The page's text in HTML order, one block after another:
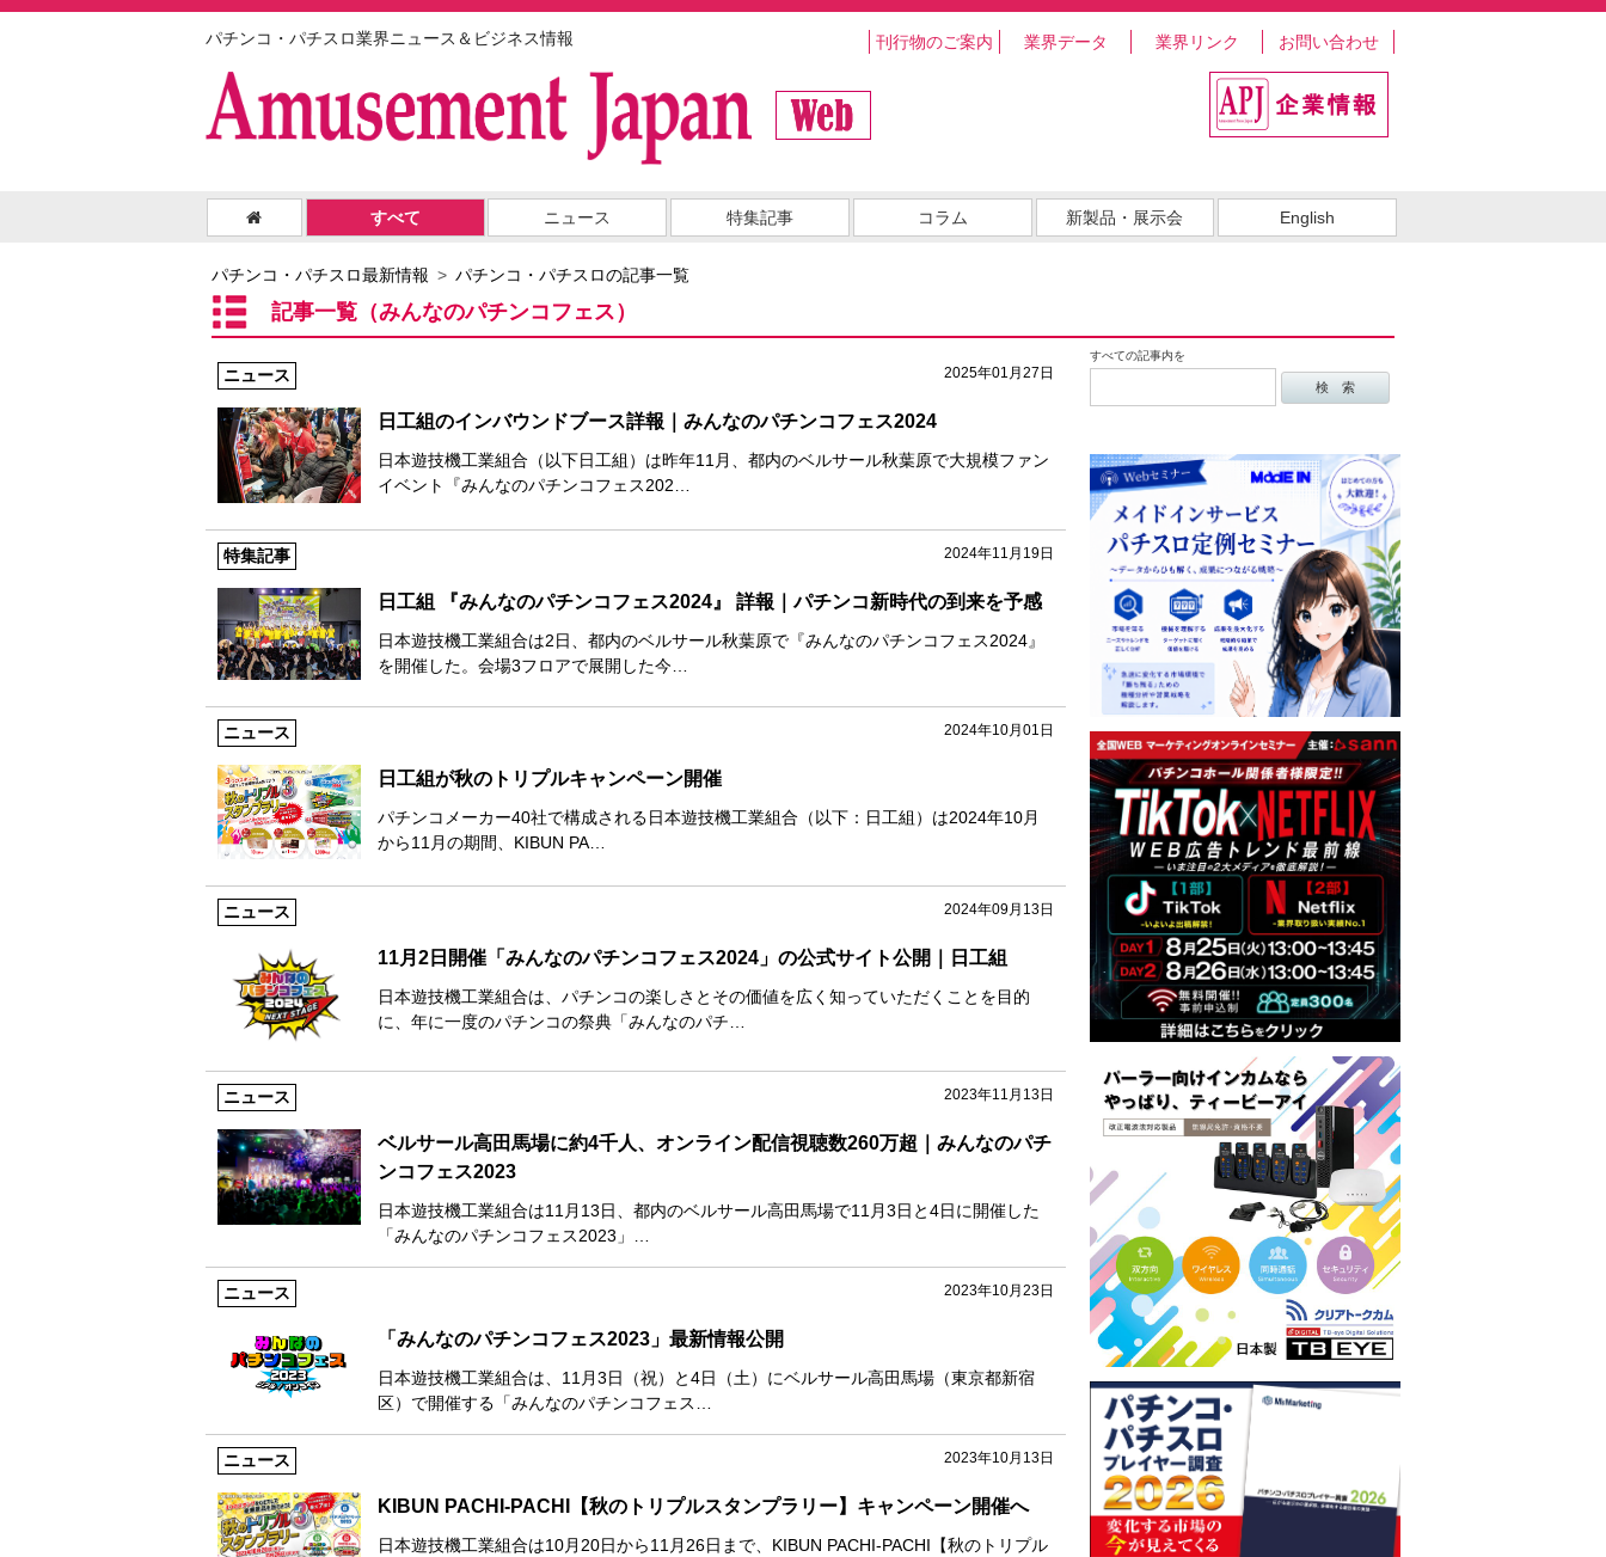
パチンコ・パチスロ業界ニュース＆ビジネス情報 刊行物のご案内 業界データ 業界リンク お問い合わせ
すべて ニュース 特集記事 コラム 新製品・展示会 English
パチンコ・パチスロ最新情報 パチンコ・パチスロの記事一覧
記事一覧（みんなのパチンコフェス）
すべての記事内を
2025年01月27日
ニュース
日工組のインバウンドブース詳報｜みんなのパチンコフェス2024
日本遊技機工業組合（以下日工組）は昨年11月、都内のベルサール秋葉原で大規模ファン
イベント『みんなのパチンコフェス202…
2024年11月19日
特集記事
日工組 『みんなのパチンコフェス2024』 詳報｜パチンコ新時代の到来を予感
日本遊技機工業組合は2日、都内のベルサール秋葉原で『みんなのパチンコフェス2024』
を開催した。会場3フロアで展開した今…
2024年10月01日
ニュース
日工組が秋のトリプルキャンペーン開催
パチンコメーカー40社で構成される日本遊技機工業組合（以下：日工組）は2024年10月
から11月の期間、KIBUN PA…
2024年09月13日
ニュース
11月2日開催「みんなのパチンコフェス2024」の公式サイト公開｜日工組
日本遊技機工業組合は、パチンコの楽しさとその価値を広く知っていただくことを目的
に、年に一度のパチンコの祭典「みんなのパチ…
2023年11月13日
ニュース
ベルサール高田馬場に約4千人、オンライン配信視聴数260万超｜みんなのパチ
ンコフェス2023
日本遊技機工業組合は11月13日、都内のベルサール高田馬場で11月3日と4日に開催した
「みんなのパチンコフェス2023」…
2023年10月23日
ニュース
「みんなのパチンコフェス2023」最新情報公開
日本遊技機工業組合は、11月3日（祝）と4日（土）にベルサール高田馬場（東京都新宿
区）で開催する「みんなのパチンコフェス…
2023年10月13日
ニュース
KIBUN PACHI-PACHI【秋のトリプルスタンプラリー】キャンペーン開催へ
日本遊技機工業組合は10月20日から11月26日まで、KIBUN PACHI-PACHI【秋のトリプル